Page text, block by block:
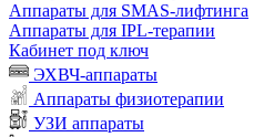
Аппараты для SMAS-лифтинга
Аппараты для IPL-терапии
Кабинет под ключ
ЭХВЧ-аппараты
Аппараты физиотерапии
УЗИ аппараты